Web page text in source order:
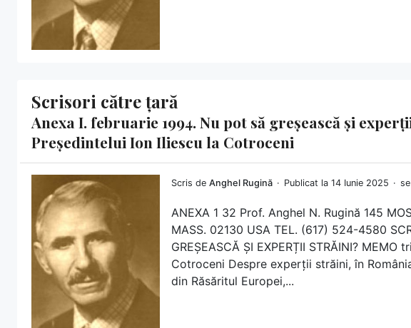
Scrisori către țară
Anexa I. februarie 1994. Nu pot să greșească și
Președintelui Ion Iliescu la Cotroceni
Scris de Anghel Rugină Publicat la 14 Iunie 2025
ANEXA 1 32 Prof. Anghel N. Rugină 145
MASS. 02130 USA TEL. (617) 524-4580
GREȘEASCĂ ȘI EXPERȚII STRĂINI?
Cotroceni Despre experții străini, în
din Răsăritul Europei,...